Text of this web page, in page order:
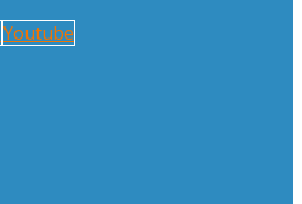
Youtube